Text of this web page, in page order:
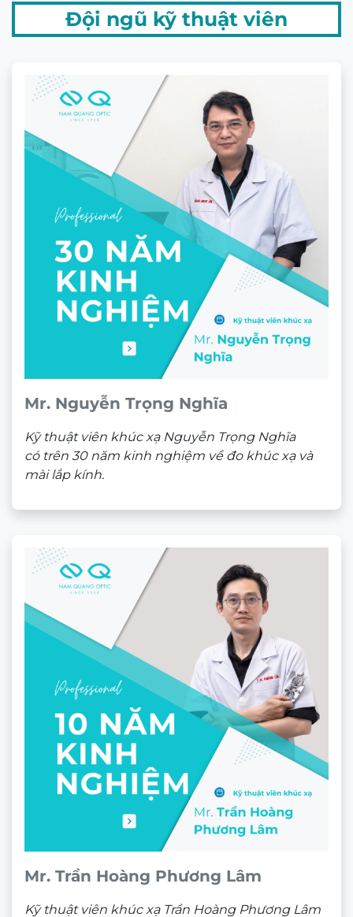
Đội ngũ kỹ thuật viên
Mr. Nguyễn Trọng Nghĩa
Kỹ thuật viên khúc xạ Nguyễn Trọng Nghĩa
có trên 30 năm kinh nghiệm về đo khúc xạ và
mài lắp kính.
Mr. Trần Hoàng Phương Lâm
Kỹ thuật viên khúc xạ Trần Hoàng Phương Lâm